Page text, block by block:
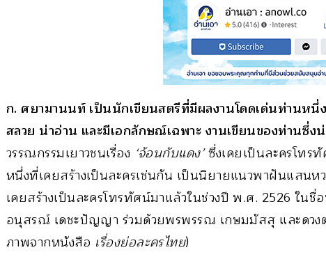
ก. ศยามานนท์ เป็นนักเขียนสตรีที่มีผลงานโดดเด่นท่านหนึ่
สลวย น่าอ่าน และมีเอกลักษณ์เฉพาะ งานเขียนของท่านซึ่
วรรณกรรมเยาวชนเรื่อง ‘จ้อนกับแดง’ซึ่งเคยเป็นละครโทร
หนึ่งที่เคยสร้างเป็นละครเช่นกัน เป็นนิยายแนวพาฝันแสนห
เคยสร้างเป็นละครโทรทัศน์มาแล้วในช่วงปี พ.ศ. 2526 ใน
อนุสรณ์ เดชะปัญญา ร่วมด้วยพรพรรณ เกษมมัสสุ และดวง
ภาพจากหนังสือ เรื่องย่อละครไทย)